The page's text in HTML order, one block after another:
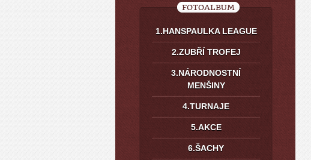
FOTOALBUM
1.HANSPAULKA LEAGUE
2.ZUBŘÍ TROFEJ
3.NÁRODNOSTNÍ
MENŠINY
4.TURNAJE
5.AKCE
6.ŠACHY